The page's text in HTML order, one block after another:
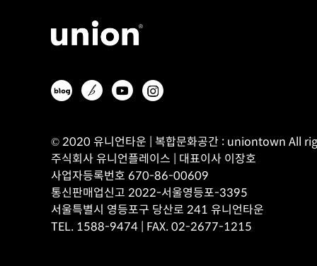
© 2020 유니언타운 | 복합문화공간 : uniontown All
주식회사 유니언플레이스 | 대표이사 이장호
사업자등록번호 670-86-00609
통신판매업신고 2022-서울영등포-3395
서울특별시 영등포구 당산로 241 유니언타운
TEL. 1588-9474 | FAX. 02-2677-1215